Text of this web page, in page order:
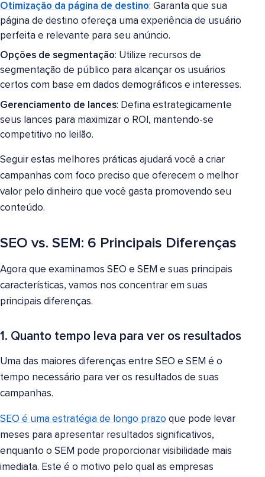
Otimização da página de destino: Garanta que sua
página de destino ofereça uma experiência de usuário
perfeita e relevante para seu anúncio.
Opções de segmentação: Utilize recursos de
segmentação de público para alcançar os usuários
certos com base em dados demográficos e interesses.
Gerenciamento de lances: Defina estrategicamente
seus lances para maximizar o ROI, mantendo-se
competitivo no leilão.
Seguir estas melhores práticas ajudará você a criar
campanhas com foco preciso que oferecem o melhor
valor pelo dinheiro que você gasta promovendo seu
conteúdo.
SEO vs. SEM: 6 Principais Diferenças
Agora que examinamos SEO e SEM e suas principais
características, vamos nos concentrar em suas
principais diferenças.
1. Quanto tempo leva para ver os resultados
Uma das maiores diferenças entre SEO e SEM é o
tempo necessário para ver os resultados de suas
campanhas.
SEO é uma estratégia de longo prazo que pode levar
meses para apresentar resultados significativos,
enquanto o SEM pode proporcionar visibilidade mais
imediata. Este é o motivo pelo qual as empresas